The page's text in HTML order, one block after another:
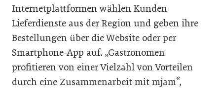
Internetplattformen wählen Kunden
Lieferdienste aus der Region und geben ihre
Bestellungen über die Website oder per
Smartphone-App auf. „Gastronomen
profitieren von einer Vielzahl von Vorteilen
durch eine Zusammenarbeit mit mjam“,